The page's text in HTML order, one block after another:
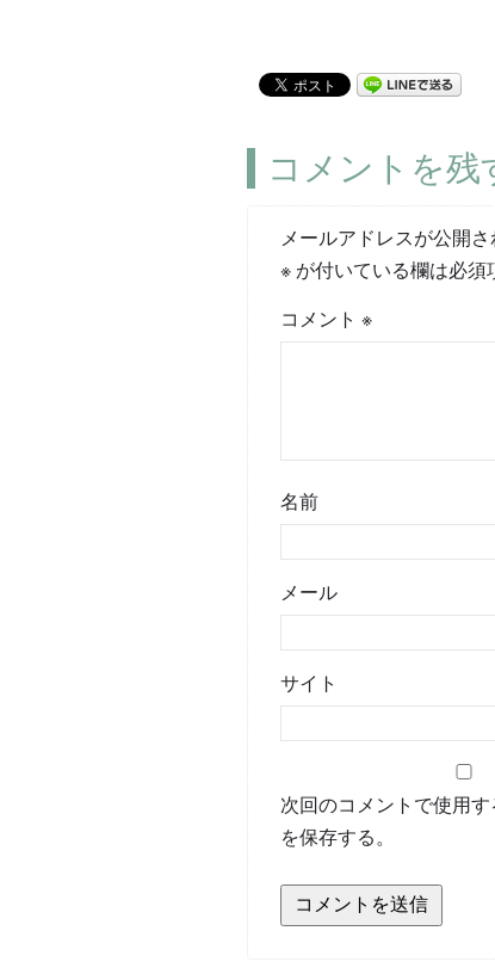
コメントを残
メールアドレスが公開さ
※ が付いている欄は必須
コメント※
名前
メール
サイト
次回のコメントで使用
を保存する。